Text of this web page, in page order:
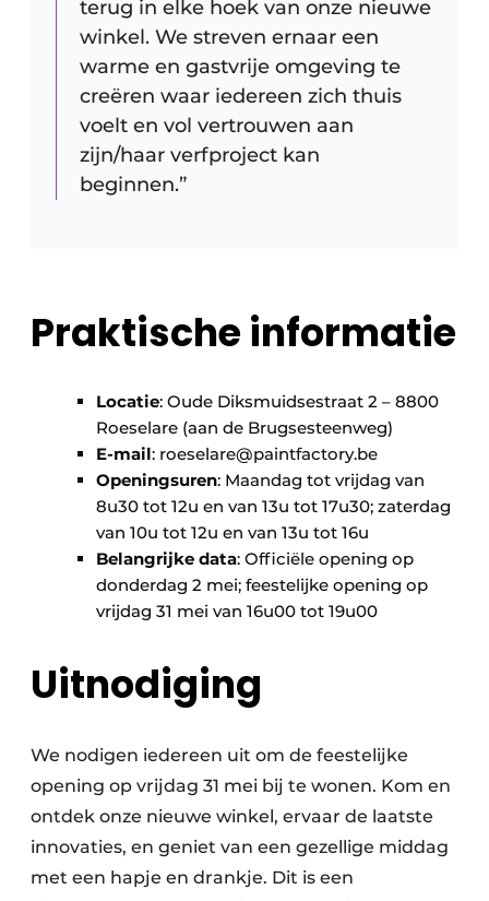
terug in elke hoek van onze nieuwe
winkel. We streven ernaar een
warme en gastvrije omgeving te
creëren waar iedereen zich thuis
voelt en vol vertrouwen aan
zijn/haar verfproject kan
beginnen.”
Praktische informatie
Locatie: Oude Diksmuidsestraat 2 – 8800
Roeselare (aan de Brugsesteenweg)
E-mail: roeselare@paintfactory.be
Openingsuren: Maandag tot vrijdag van
8u30 tot 12u en van 13u tot 17u30; zaterdag
van 10u tot 12u en van 13u tot 16u
Belangrijke data: Officiële opening op
donderdag 2 mei; feestelijke opening op
vrijdag 31 mei van 16u00 tot 19u00
Uitnodiging
We nodigen iedereen uit om de feestelijke
opening op vrijdag 31 mei bij te wonen. Kom en
ontdek onze nieuwe winkel, ervaar de laatste
innovaties, en geniet van een gezellige middag
met een hapje en drankje. Dit is een